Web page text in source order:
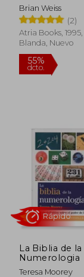
55%
dcto.
Brian Weiss
(2)
Atria Books,
Blanda, Nuevo
La Biblia de la
Numerologia
Teresa Moorey